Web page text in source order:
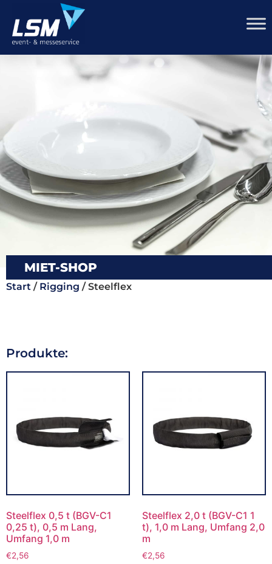
MIET-SHOP
Start / Rigging / Steelflex
Produkte:
Steelflex 0,5 t (BGV-C1
0,25 t), 0,5 m Lang,
Umfang 1,0 m
€2,56
Steelflex 2,0 t (BGV-C1 1
t), 1,0 m Lang, Umfang 2,0
m
€2,56